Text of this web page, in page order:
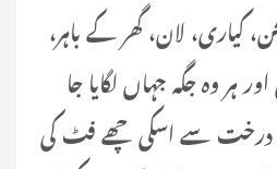
لان، گھر کے باہر،
ہر وہ جگہ جہاں لگایا جا
درخت سے اسکی چھے فٹ کی